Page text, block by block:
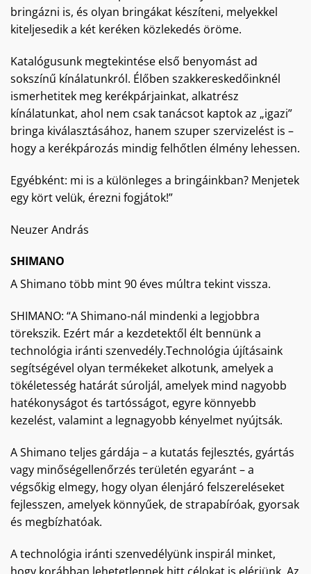
bringázni is, és olyan bringákat készíteni, melyekkel
kiteljesedik a két keréken közlekedés öröme.
Katalógusunk megtekintése első benyomást ad
sokszínű kínálatunkról. Élőben szakkereskedőinknél
ismerhetitek meg kerékpárjainkat, alkatrész
kínálatunkat, ahol nem csak tanácsot kaptok az „igazi”
bringa kiválasztásához, hanem szuper szervizelést is –
hogy a kerékpározás mindig felhőtlen élmény lehessen.
Egyébként: mi is a különleges a bringáinkban? Menjetek
egy kört velük, érezni fogjátok!”
Neuzer András
SHIMANO
A Shimano több mint 90 éves múltra tekint vissza.
SHIMANO: “A Shimano-nál mindenki a legjobbra
törekszik. Ezért már a kezdetektől élt bennünk a
technológia iránti szenvedély.Technológia újításaink
segítségével olyan termékeket alkotunk, amelyek a
tökéletesség határát súroljál, amelyek mind nagyobb
hatékonyságot és tartósságot, egyre könnyebb
kezelést, valamint a legnagyobb kényelmet nyújtsák.
A Shimano teljes gárdája – a kutatás fejlesztés, gyártás
vagy minőségellenőrzés területén egyaránt – a
végsőkig elmegy, hogy olyan élenjáró felszereléseket
fejlesszen, amelyek könnyűek, de strapabíróak, gyorsak
és megbízhatóak.
A technológia iránti szenvedélyünk inspirál minket,